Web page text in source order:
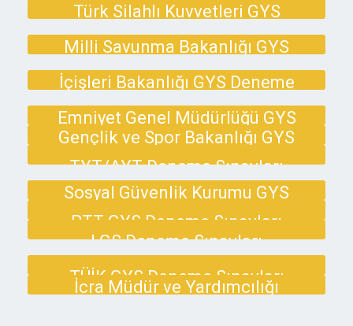
Türk Silahlı Kuvvetleri GYS
Deneme Sınavları
Milli Savunma Bakanlığı GYS
Deneme Sınavları
İçişleri Bakanlığı GYS Deneme
Sınavları
Emniyet Genel Müdürlüğü GYS
Deneme Sınavları
Gençlik ve Spor Bakanlığı GYS
Deneme Sınavları
TYT/AYT Deneme Sınavları
Sosyal Güvenlik Kurumu GYS
Deneme Sınavları
PTT GYS Deneme Sınavları
LGS Deneme Sınavları
TÜİK GYS Deneme Sınavları
İcra Müdür ve Yardımcılığı